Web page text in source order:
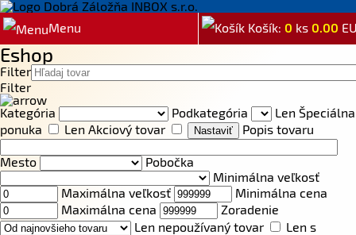
Menu Košík: 0 ks 0.00
Eshop
Filter
Filter
Kategória
Podkategória
Len Špeciálna
ponuka
Len Akciový tovar Popis tovaru
Mesto
Pobočka
Minimálna veľkosť
Maximálna veľkosť
Minimálna cena
Maximálna cena
Zoradenie
Len nepoužívaný tovar
Len s